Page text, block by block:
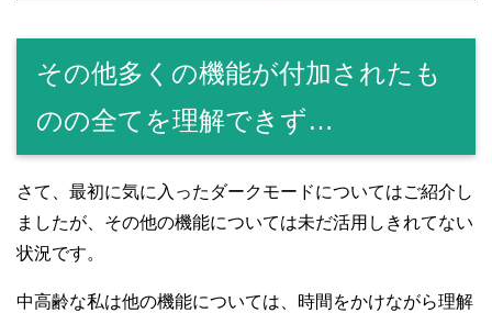
その他多くの機能が付加されたも
のの全てを理解できず…
さて、最初に気に入ったダークモードについてはご紹介し
ましたが、その他の機能については未だ活用しきれてない
状況です。
中高齢な私は他の機能については、時間をかけながら理解